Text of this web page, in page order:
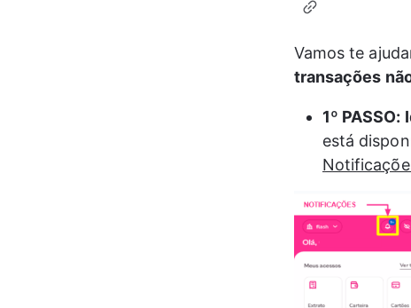
Vamos te
transações
1º PASSO:
está